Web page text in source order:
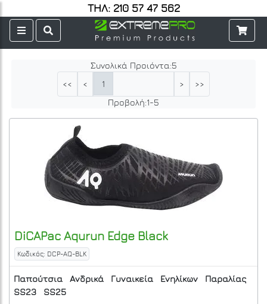
ΤΗΛ: 210 57 47 562
Συνολικά Προιόντα:5
<<
< 1 >
>>
Προβολή:1-5
DiCAPac Aqurun Edge Black
Κωδικός: DCP-AQ-BLK
Παπούτσια Ανδρικά Γυναικεία Ενηλίκων
Παραλίας
SS23
SS25